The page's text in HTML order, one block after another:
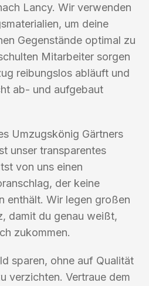
Lancy. Wir verwenden
um deine
Gegenstände optimal zu
Mitarbeiter sorgen
reibungslos abläuft und
ab- und aufgebaut
Umzugskönig Gärtners
unser transparentes
von uns einen
der keine
enthält. Wir legen großen
damit du genau weißt,
zukommen.
sparen, ohne auf Qualität
verzichten. Vertraue dem